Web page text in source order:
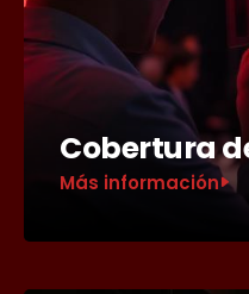
Cobertura
Más información